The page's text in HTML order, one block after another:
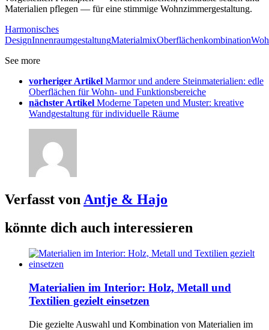
Materialien pflegen — für eine stimmige Wohnzimmergestaltung.
Harmonisches
DesignInnenraumgestaltungMaterialmixOberflächenkombination
See more
vorheriger Artikel Marmor und andere Steinmaterialien: edle
Oberflächen für Wohn- und Funktionsbereiche
nächster Artikel Moderne Tapeten und Muster: kreative
Wandgestaltung für individuelle Räume
Verfasst vonAntje & Hajo
könnte dich auch interessieren
Materialien im Interior: Holz, Metall und
Textilien gezielt einsetzen
Die gezielte Auswahl und Kombination von Materialien im